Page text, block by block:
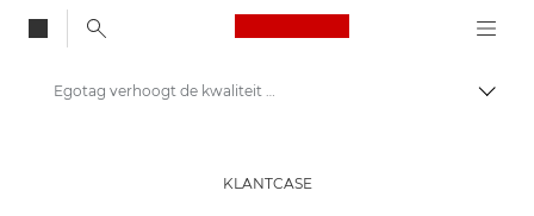
Canon Logo, back
Oplossingen en services
Egotag verhoogt de kwaliteit en efficiëntie met UVgel
KLANTCASE